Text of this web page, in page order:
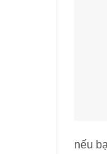
nếu